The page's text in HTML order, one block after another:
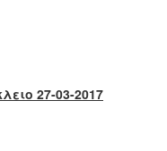
27-03-2017